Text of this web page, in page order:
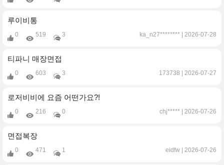
루이비통
0 519 3 ka_n27******** 2026-07-28
티파니 매장면접
0 603 3 173738 2026-07-27
로저비비에 요즘 어떤가요?!
0 216 0 chj***** 2026-07-26
면접복장
0 471 1 eidfw 2026-07-26